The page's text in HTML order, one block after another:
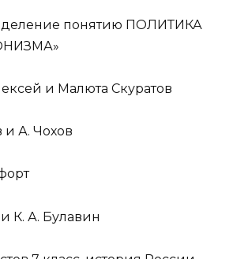
понятию ПОЛИТИКА
и Малюта Скуратов
и А. Чохов
К. А. Булавин